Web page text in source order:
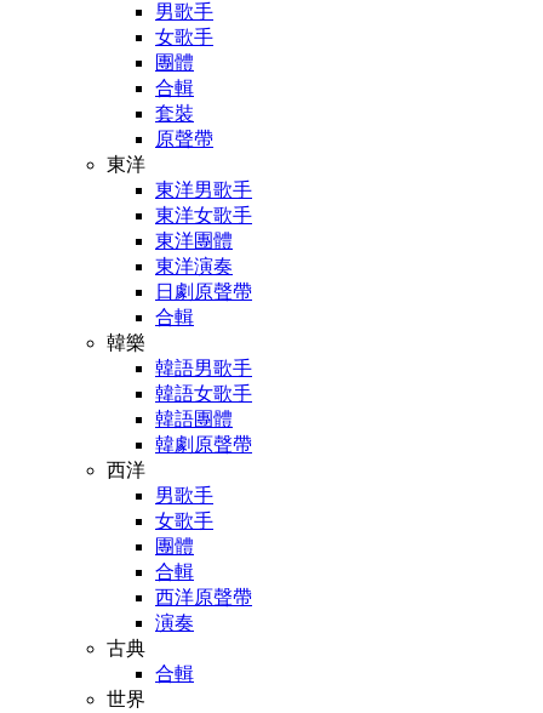
男歌手
女歌手
團體
合輯
套裝
原聲帶
東洋
東洋男歌手
東洋女歌手
東洋團體
東洋演奏
日劇原聲帶
合輯
韓樂
韓語男歌手
韓語女歌手
韓語團體
韓劇原聲帶
西洋
男歌手
女歌手
團體
合輯
西洋原聲帶
演奏
古典
合輯
世界